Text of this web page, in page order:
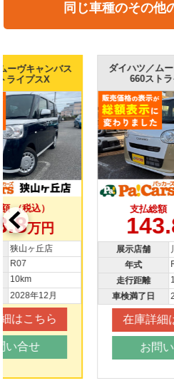
同じ車種のその他
ダイハツ／ムーヴキャンバス
660ストライプスX
支払総額 （税込）
143.8
展示店舗
走行距離
車検満了日
2028年7月
在庫詳細はこちら